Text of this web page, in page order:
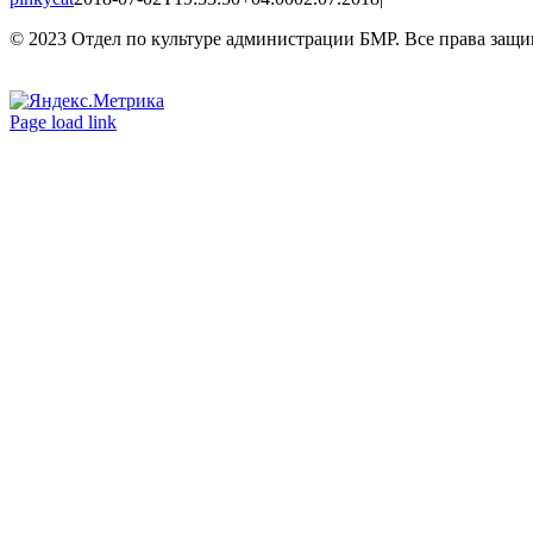
© 2023 Отдел по культуре администрации БМР. Все права
Вконтакте
Одноклассники
Page load link